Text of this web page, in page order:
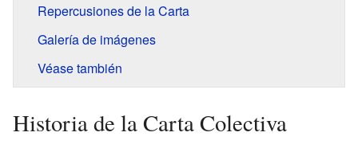
Repercusiones de la Carta
Galería de imágenes
Véase también
Historia de la Carta Colectiva